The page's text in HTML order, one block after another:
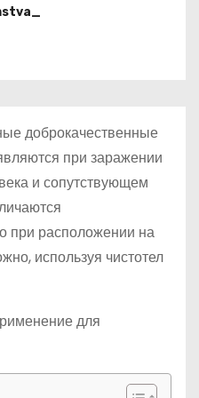
доброкачественные
при заражении
и сопутствующем
при расположении на
используя чистотел